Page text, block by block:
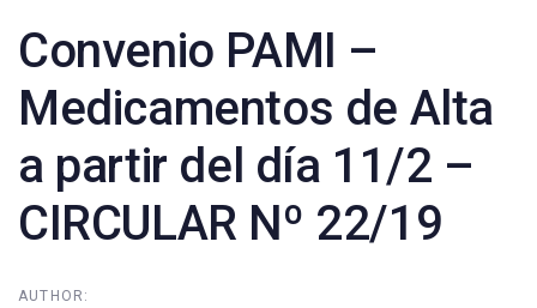
Convenio PAMI –
Medicamentos de Alta
a partir del día 11/2 –
CIRCULAR Nº 22/19
AUTHOR:
navigation